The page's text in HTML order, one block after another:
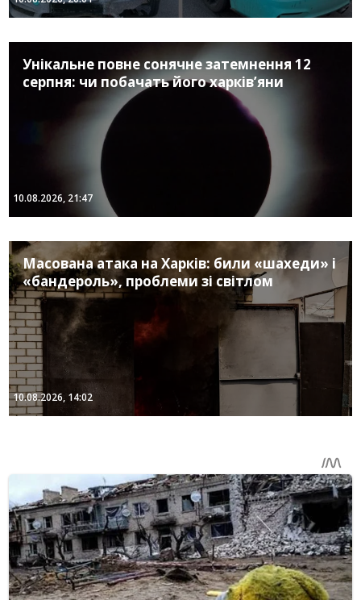
Унікальне повне сонячне затемнення 12
серпня: чи побачать його харків’яни
10.08.2026, 21:47
Масована атака на Харків: били «шахеди» і
«бандероль», проблеми зі світлом
10.08.2026, 14:02